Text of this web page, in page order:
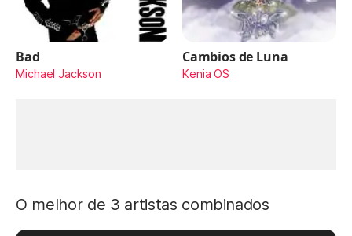
Bad
Michael Jackson
Cambios de Luna
Kenia OS
O melhor de 3 artistas combinados